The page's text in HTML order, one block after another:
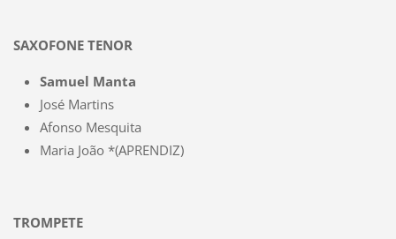
SAXOFONE TENOR
Samuel Manta
José Martins
Afonso Mesquita
Maria João *(APRENDIZ)
TROMPETE